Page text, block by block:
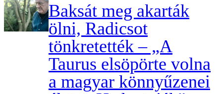
Baksát meg akarták
ölni, Radicsot
tönkretették – „A
Taurus elsöpörte volna
a magyar könnyűzenei